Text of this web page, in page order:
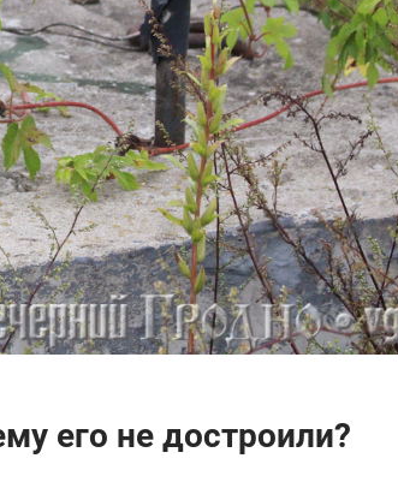
его не достроили?